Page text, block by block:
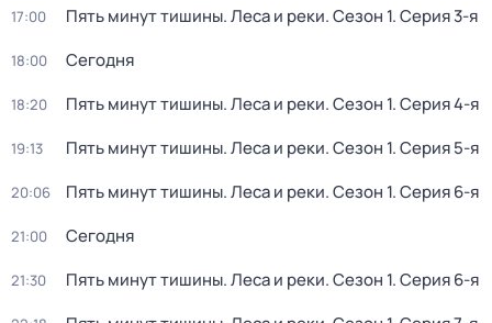
17:00 Пять минут тишины. Леса и реки. Сезон 1. Серия 3-я
18:00 Сегодня
18:20 Пять минут тишины. Леса и реки. Сезон 1. Серия 4-я
19:13 Пять минут тишины. Леса и реки. Сезон 1. Серия 5-я
20:06 Пять минут тишины. Леса и реки. Сезон 1. Серия 6-я
21:00 Сегодня
21:30 Пять минут тишины. Леса и реки. Сезон 1. Серия 6-я